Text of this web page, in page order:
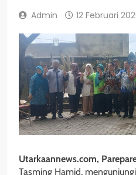
Admin 12 Februari
Utarkaannews.com,
Tasming Hamid,